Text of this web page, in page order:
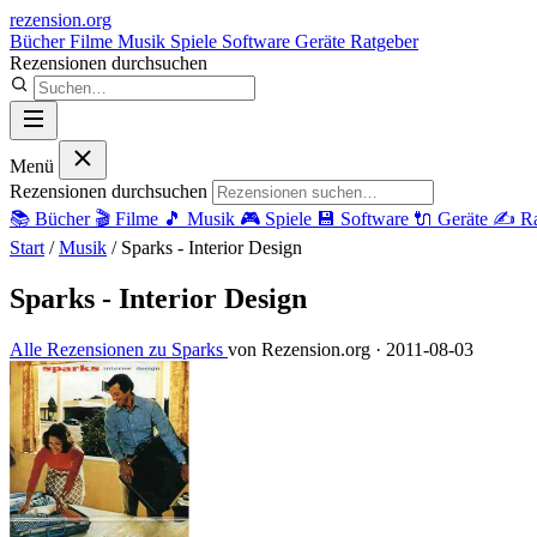
rezension.org
BücherFilme Musik Spiele Software Geräte Ratgeber
Rezensionen durchsuchen
Menü
Rezensionen durchsuchen
📚 Bücher 🎬 Filme 🎵 Musik 🎮 Spiele 💾 Software 🔌 Geräte ✍️
Start / Musik / Sparks - Interior Design
Sparks - Interior Design
Alle Rezensionen zu Sparks von Rezension.org · 2011-08-03